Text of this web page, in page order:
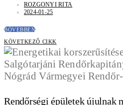
ROZGONYI RITA
2024-01-25
BŐVEBBEN
KÖVETKEZŐ CIKK
Rendőrségi épületek újulnak